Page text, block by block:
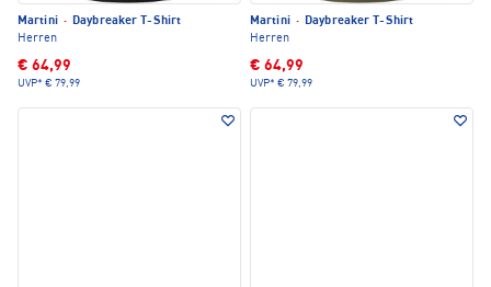
Martini · Daybreaker T-Shirt
Herren
€ 64,99
UVP* € 79,99
Martini · Daybreaker T-Shirt
Herren
€ 64,99
UVP* € 79,99